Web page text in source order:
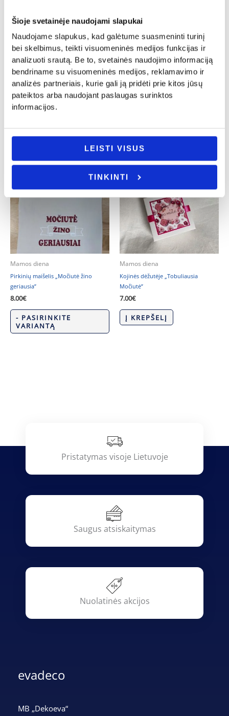
Šioje svetainėje naudojami slapukai
Naudojame slapukus, kad galėtume suasmeninti turinį
bei skelbimus, teikti visuomeninės medijos funkcijas ir
analizuoti srautą. Be to, svetainės naudojimo informaciją
bendriname su visuomeninės medijos, reklamavimo ir
analizės partneriais, kurie gali ją pridėti prie kitos jūsų
pateiktos arba naudojant paslaugas surinktos
informacijos.
LEISTI VISUS
TINKINTI
Mamos diena
Pirkinių maišelis „Baba pareis vėliau”
8.00€
- PASIRINKITE
Mamos diena
Pirkinių maišelis „Mama”
8.00€
Mamos diena
Pirkinių maišelis „Močiutė žino
geriausia”
8.00€
- PASIRINKITE
VARIANTĄ
Mamos diena
Kojinės dėžutėje „Tobuliausia
Močiutė”
7.00€
Į KREPŠELĮ
Pristatymas visoje Lietuvoje
Saugus atsiskaitymas
Nuolatinės akcijos
evadeco
MB „Dekoeva“